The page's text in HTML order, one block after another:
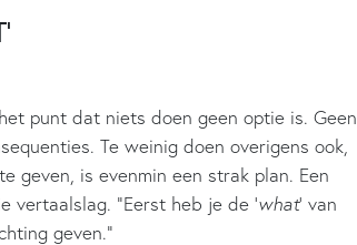
punt dat niets doen geen optie is. Geen
Te weinig doen overigens ook,
geven, is evenmin een strak plan. Een
“Eerst heb je de ‘what’ van
geven.”